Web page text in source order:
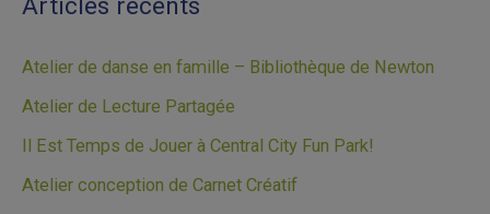
e
Articles récents
Atelier de danse en famille – Bibliothèque de Newton
Atelier de Lecture Partagée
Il Est Temps de Jouer à Central City Fun Park!
Atelier conception de Carnet Créatif
h
v
e
s